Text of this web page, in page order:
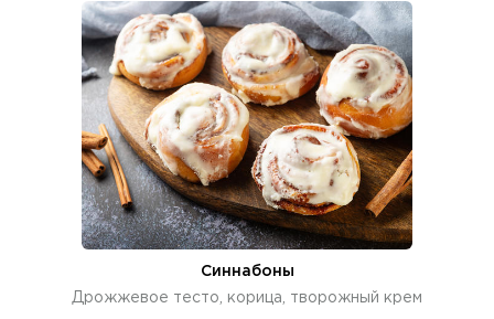
Синнабоны
Дрожжевое тесто, корица, творожный крем